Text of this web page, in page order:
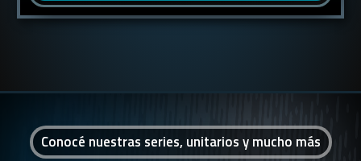
Conocé nuestras series, unitarios y mucho más